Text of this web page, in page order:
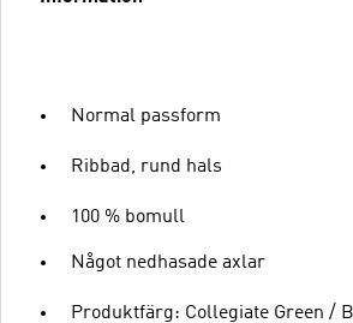
Normal passform
Ribbad, rund hals
100 % bomull
Något nedhasade axlar
Produktfärg: Collegiate Green /